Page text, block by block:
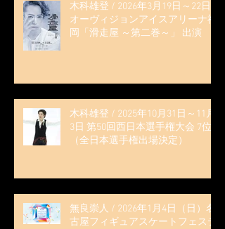
木科雄登 / 2026年3月19日～22日
オーヴィジョンアイスアリーナ福
岡「滑走屋 ～第二巻～」 出演
木科雄登 / 2025年10月31日～11月
3日 第50回西日本選手権大会 7位
（全日本選手権出場決定）
無良崇人 / 2026年1月4日（日）名
古屋フィギュアスケートフェステ